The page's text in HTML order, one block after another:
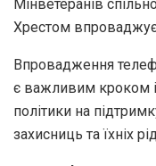
Мінветеранів
Хрестом
Впровадження
є важливим кроком
політики на
захисниць та їхніх